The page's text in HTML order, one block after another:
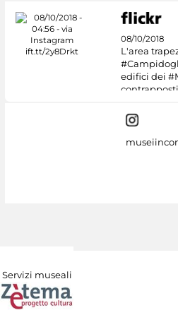
08/10/2018
L'area
edifici dei
Servizi museali